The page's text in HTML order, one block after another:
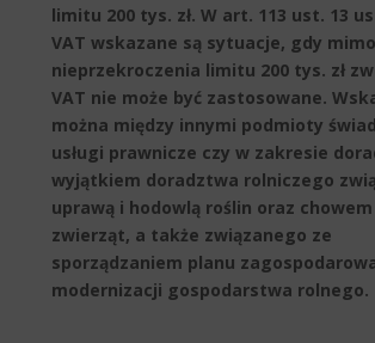
limitu 200 tys. zł.W art. 113 ust. 13
VAT wskazane są sytuacje, gdy mimo
nieprzekroczenia limitu 200 tys. zł
VAT nie może być zastosowane.
można między innymi podmioty
usługi prawnicze czy w zakresie
wyjątkiem doradztwa rolniczego
uprawą i hodowlą roślin oraz
zwierząt, a także związanego ze
sporządzaniem planu
modernizacji gospodarstwa rolnego.